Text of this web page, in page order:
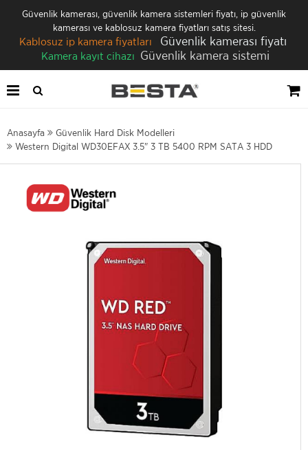
Güvenlik kamerası, güvenlik kamera sistemleri fiyatı, ip güvenlik
kamerası ve kablosuz kamera fiyatları satış sitesi.
Kablosuz ip kamera fiyatları Güvenlik kamerası fiyatı
Kamera kayıt cihazı Güvenlik kamera sistemi
Anasayfa
Güvenlik Hard Disk Modelleri
Western Digital WD30EFAX 3.5" 3 TB 5400 RPM SATA 3 HDD